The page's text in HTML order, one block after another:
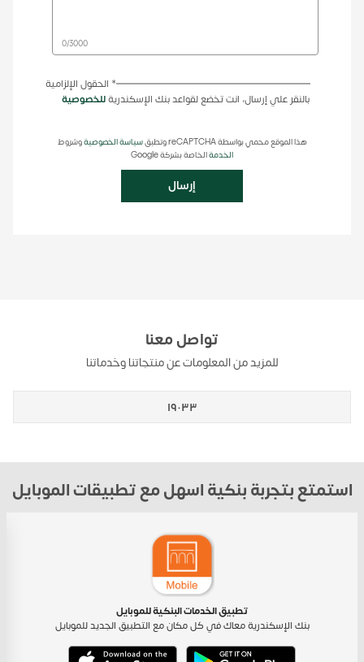
0/3000
* الحقول الإلزامية
بالنقر علي إرسال، انت تخضع لقواعد بنك الإسكندريةللخصوصية
هذا الموقع محمي بواسطة reCAPTCHA وتطبق سياسة الخصوصيةوشروط
الخدمةالخاصة بشركة Google
إرسال
تواصل معنا
للمزيد من المعلومات عن منتجاتنا وخدماتنا
١٩٠٣٣
استمتع بتجربة بنكية اسهل مع تطبيقات الموبايل
تطبيق الخدمات البنكية للموبايل
بنك الإسكندرية معاك في كل مكان مع التطبيق الجديد للموبايل